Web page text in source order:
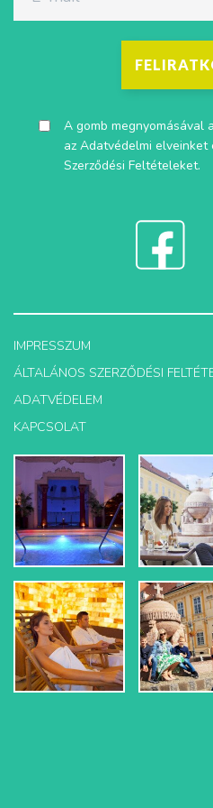
A gomb megnyomásával
az Adatvédelmi elveinket
Szerződési Feltételeket.
IMPRESSZUM
ÁLTALÁNOS SZERZŐDÉSI
ADATVÉDELEM
KAPCSOLAT